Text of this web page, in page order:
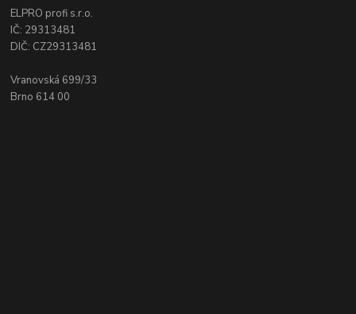
ELPRO profi s.r.o.
IČ: 29313481
DIČ: CZ29313481
Vranovská 699/33
Brno 614 00